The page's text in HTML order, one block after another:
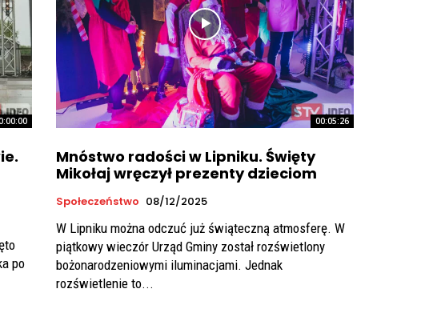
po
00:05:26
Mnóstwo radości w Lipniku. Święty
Mikołaj wręczył prezenty dzieciom
Społeczeństwo 08/12/2025
W Lipniku można odczuć już świąteczną atmosferę. W
piątkowy wieczór Urząd Gminy został rozświetlony
bożonarodzeniowymi iluminacjami. Jednak
rozświetlenie to...